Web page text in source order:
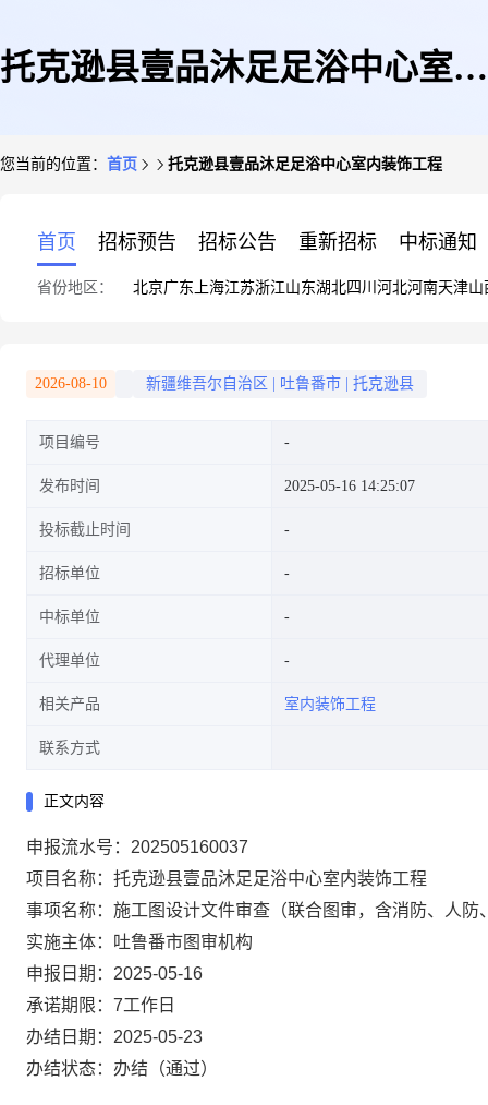
托克逊县壹品沐足足浴中心室内
您当前的位置： 首页 托克逊县壹品沐足足浴中心室内装饰工程
首页 招标预告 招标公告 重新招标 中标通知
省份地区： 北京广东 上海江苏浙江山东湖北四川 河北河南天津山
2026-08-10 新疆维吾尔自治区 吐鲁番市 托克逊县
项目编号
发布时间 2025-05-16 14:25:07
投标截止时间
招标单位
中标单位
代理单位
相关产品 室内装饰工程
联系方式
正文内容
申报流水号：202505160037
项目名称：托克逊县壹品沐足足浴中心室内装饰工程
事项名称：施工图设计文件审查（联合图审，含消防、人防
实施主体：吐鲁番市图审机构
申报日期：2025-05-16
承诺期限：7工作日
办结日期：2025-05-23
办结状态：办结（通过）